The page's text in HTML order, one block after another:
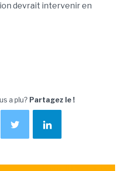
devrait intervenir en
a plu? Partagez le !